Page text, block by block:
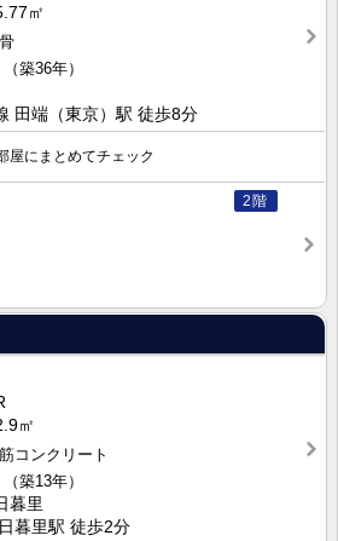
㎡
（築36年）
田端（東京）駅 徒歩8分
屋にまとめてチェック
2階
㎡
コンクリート
（築13年）
暮里
暮里駅 徒歩2分